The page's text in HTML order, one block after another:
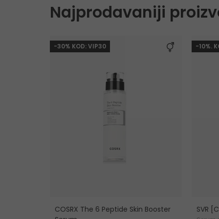
Najprodavaniji
-30% KOD: VIP30
COSRX The 6 Peptide Skin Booster
-10%.
SVR